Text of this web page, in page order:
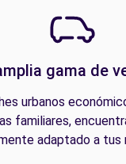
gama de
urbanos
familiares,
adaptado a tus